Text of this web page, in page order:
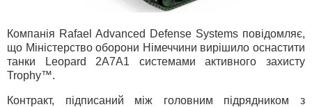
Компанія Rafael Advanced Defense Systems повідомляє,
що Міністерство оборони Німеччини вирішило оснастити
танки Leopard 2A7A1 системами активного захисту
Trophy™.
Контракт, підписаний між головним підрядником з